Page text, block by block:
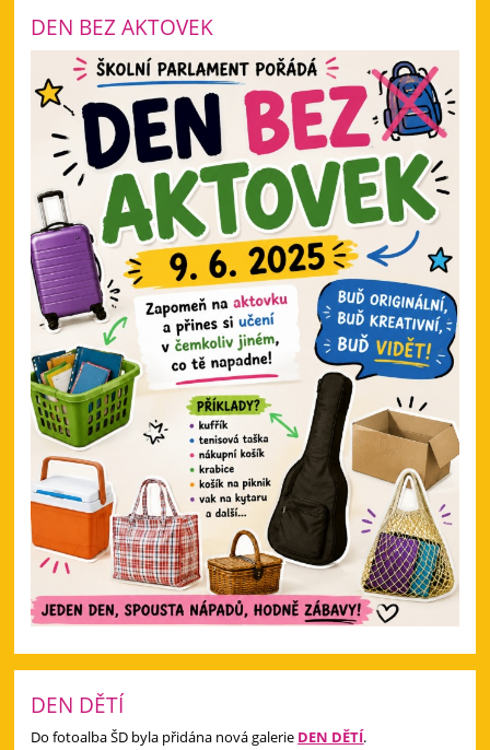
DEN BEZ AKTOVEK
DEN DĚTÍ
Do fotoalba ŠD byla přidána nová galerie DEN DĚTÍ.